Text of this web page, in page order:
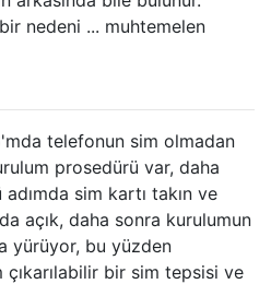
nedeni ... muhtemelen
telefonun sim olmadan
prosedürü var, daha
sim kartı takın ve
açık, daha sonra kurulumun
yürüyor, bu yüzden
çıkarılabilir bir sim tepsisi ve